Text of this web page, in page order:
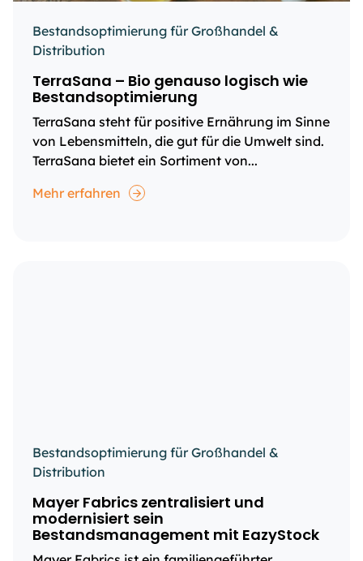
Bestandsoptimierung für Großhandel &
Distribution
TerraSana – Bio genauso logisch wie
Bestandsoptimierung
TerraSana steht für positive Ernährung im Sinne
von Lebensmitteln, die gut für die Umwelt sind.
TerraSana bietet ein Sortiment von...
Mehr erfahren
Bestandsoptimierung für Großhandel &
Distribution
Mayer Fabrics zentralisiert und
modernisiert sein
Bestandsmanagement mit EazyStock